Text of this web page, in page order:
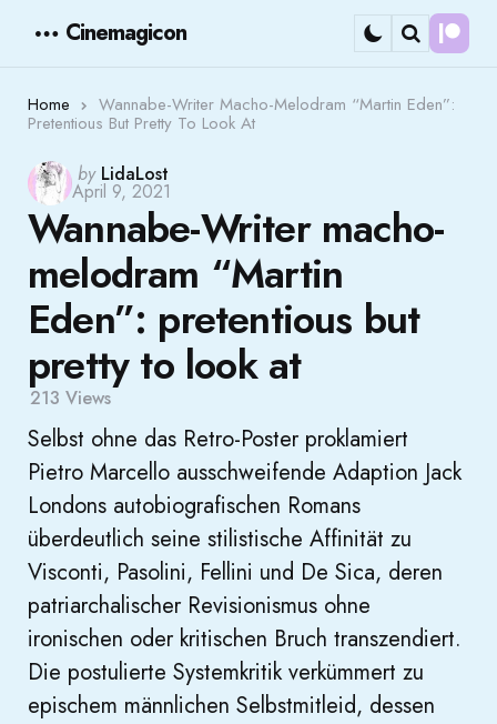
Cinemagicon
Search
Home Wannabe-Writer Macho-Melodram “Martin Eden”:
Pretentious But Pretty To Look At
Posted
by
by LidaLost
April 9, 2021
Wannabe-Writer macho-
melodram “Martin
Eden”: pretentious but
pretty to look at
213 Views
Selbst ohne das Retro-Poster proklamiert
Pietro Marcello ausschweifende Adaption Jack
Londons autobiografischen Romans
überdeutlich seine stilistische Affinität zu
Visconti, Pasolini, Fellini und De Sica, deren
patriarchalischer Revisionismus ohne
ironischen oder kritischen Bruch transzendiert.
Die postulierte Systemkritik verkümmert zu
epischem männlichen Selbstmitleid, dessen